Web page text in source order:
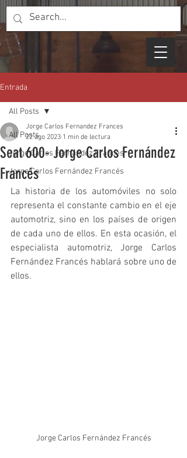
Entrada
All Posts
Jorge Carlos Fernandez Frances
Jorge Carlos Fernández Francés
All Posts
Seat 600- Jorge Carlos Fernández
Francés
Jorge Carlos Fernandez Frances
22 ago 2023 1 min de lectura
La historia de los automóviles no solo
representa el constante cambio en el eje
automotriz, sino en los países de origen
de cada uno de ellos. En esta ocasión, el
especialista automotriz, Jorge Carlos
Fernández Francés hablará sobre uno de
ellos.
Jorge Carlos Fernández Francés